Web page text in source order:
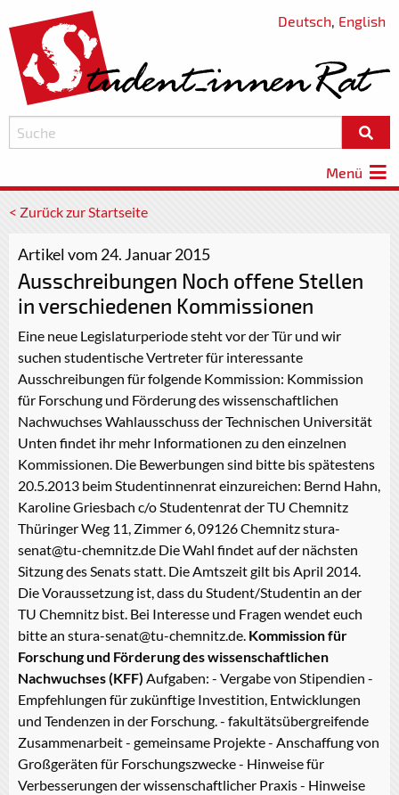
Deutsch, English
Menü
< Zurück zur Startseite
Artikel vom 24. Januar 2015
Ausschreibungen Noch offene Stellen
in verschiedenen Kommissionen
Eine neue Legislaturperiode steht vor der Tür und wir
suchen studentische Vertreter für interessante
Ausschreibungen für folgende Kommission: Kommission
für Forschung und Förderung des wissenschaftlichen
Nachwuchses Wahlausschuss der Technischen Universität
Unten findet ihr mehr Informationen zu den einzelnen
Kommissionen. Die Bewerbungen sind bitte bis spätestens
20.5.2013 beim Studentinnenrat einzureichen: Bernd Hahn,
Karoline Griesbach c/o Studentenrat der TU Chemnitz
Thüringer Weg 11, Zimmer 6, 09126 Chemnitz stura-
senat@tu-chemnitz.de Die Wahl findet auf der nächsten
Sitzung des Senats statt. Die Amtszeit gilt bis April 2014.
Die Voraussetzung ist, dass du Student/Studentin an der
TU Chemnitz bist. Bei Interesse und Fragen wendet euch
bitte an stura-senat@tu-chemnitz.de. Kommission für
Forschung und Förderung des wissenschaftlichen
Nachwuchses (KFF) Aufgaben: - Vergabe von Stipendien -
Empfehlungen für zukünftige Investition, Entwicklungen
und Tendenzen in der Forschung. - fakultätsübergreifende
Zusammenarbeit - gemeinsame Projekte - Anschaffung von
Großgeräten für Forschungszwecke - Hinweise für
Verbesserungen der wissenschaftlicher Praxis - Hinweise